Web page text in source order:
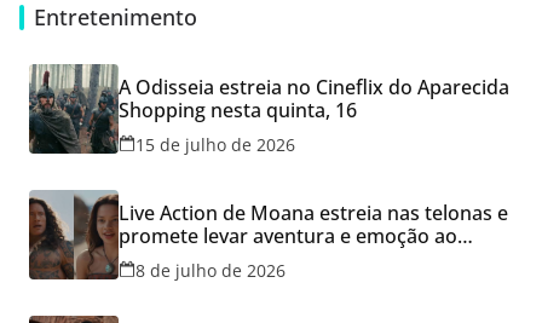
Entretenimento
A Odisseia estreia no Cineflix do Aparecida
Shopping nesta quinta, 16
15 de julho de 2026
Live Action de Moana estreia nas telonas e
promete levar aventura e emoção ao
Cineflix do Aparecida Shopping
8 de julho de 2026